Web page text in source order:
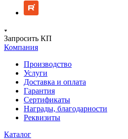
Запросить КП
Компания
Производство
Услуги
Доставка и оплата
Гарантия
Сертификаты
Награды, благодарности
Реквизиты
Каталог